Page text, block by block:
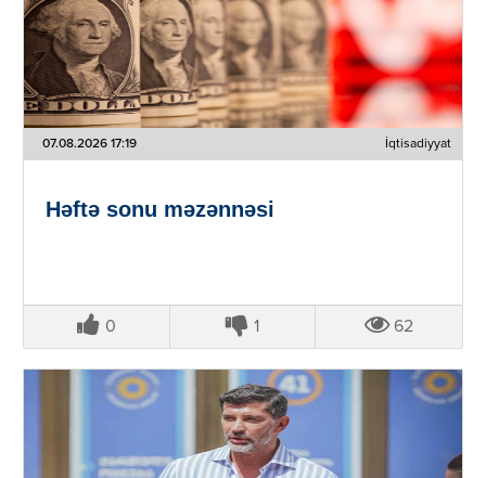
07.08.2026 17:19 İqtisadiyyat
Həftə sonu məzənnəsi
0 1 62